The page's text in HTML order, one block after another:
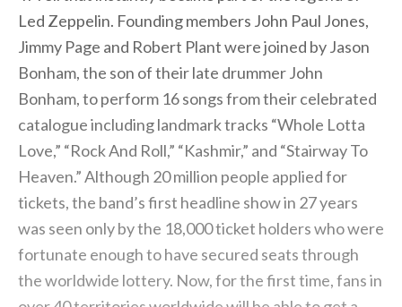
Led Zeppelin. Founding members John Paul Jones,
Jimmy Page and Robert Plant were joined by Jason
Bonham, the son of their late drummer John
Bonham, to perform 16 songs from their celebrated
catalogue including landmark tracks “Whole Lotta
Love,” “Rock And Roll,” “Kashmir,” and “Stairway To
Heaven.” Although 20 million people applied for
tickets, the band’s first headline show in 27 years
was seen only by the 18,000 ticket holders who were
fortunate enough to have secured seats through
the worldwide lottery. Now, for the first time, fans in